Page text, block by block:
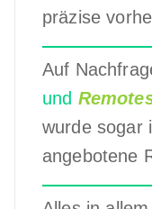
präzise
Auf
und
wurde sogar
angebotene